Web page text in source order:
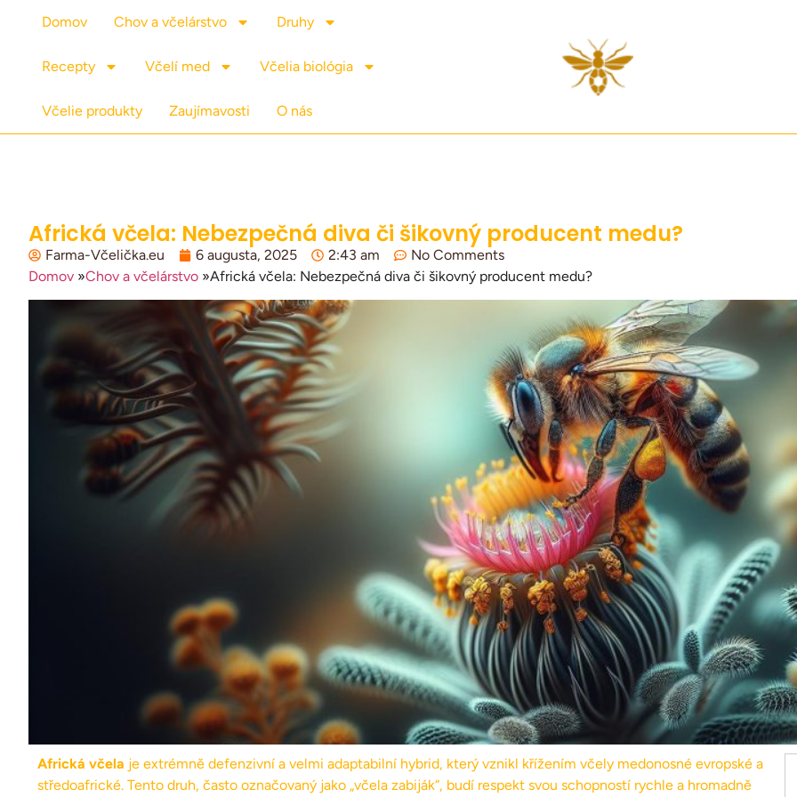
Domov Chov a včelárstvo Druhy
Recepty Včelí med Včelia biológia
Včelie produkty Zaujímavosti O nás
Africká včela: Nebezpečná diva či šikovný producent medu?
Farma-Včelička.eu 6 augusta, 2025 2:43 am
No Comments
Domov »Chov a včelárstvo »Africká včela: Nebezpečná diva či šikovný producent medu?
Africká včela je extrémně defenzivní a velmi adaptabilní hybrid, který vznikl křížením včely medonosné evropské a
středoafrické. Tento druh, často označovaný jako „včela zabiják“, budí respekt svou schopností rychle a hromadně